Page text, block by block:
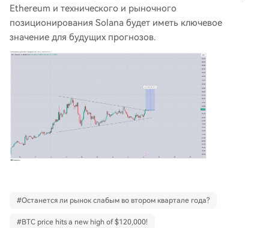
Ethereum и технического и рыночного
позиционирования Solana будет иметь ключевое
значение для будущих прогнозов.
#Останется ли рынок слабым во втором квартале года?
#BTC price hits a new high of $120,000!